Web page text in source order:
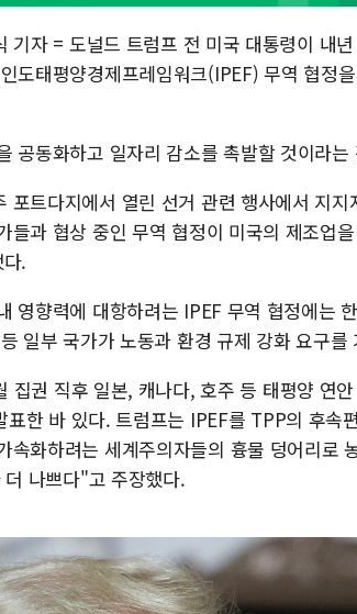
기자 = 도널드 트럼프 전 미국 대통령이 내
도태평양경제프레임워크(IPEF) 무역 협정
공동화하고 일자리 감소를 촉발할 것이라는
포트다지에서 열린 선거 관련 행사에서 지
들과 협상 중인 무역 협정이 미국의 제조업
.
영향력에 대항하려는 IPEF 무역 협정에는
일부 국가가 노동과 환경 규제 강화 요구
집권 직후 일본, 캐나다, 호주 등 태평양 연
표한 바 있다. 트럼프는 IPEF를 TPP의 후
속화하려는 세계주의자들의 흉물 덩어리로
나쁘다"고 주장했다.